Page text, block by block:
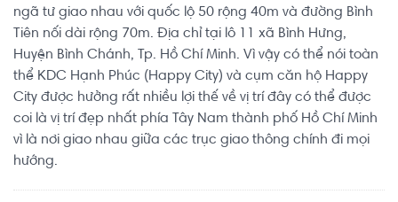
ngã tư giao nhau với quốc lộ 50 rộng 40m và đường Bình
Tiên nối dài rộng 70m. Địa chỉ tại lô 11 xã Bình Hưng,
Huyện Bình Chánh, Tp. Hồ Chí Minh. Vì vậy có thể nói toàn
thể KDC Hạnh Phúc (Happy City) và cụm căn hộ Happy
City được hưởng rất nhiều lợi thế về vị trí đây có thể được
coi là vị trí đẹp nhất phía Tây Nam thành phố Hồ Chí Minh
vì là nơi giao nhau giữa các trục giao thông chính đi mọi
hướng.